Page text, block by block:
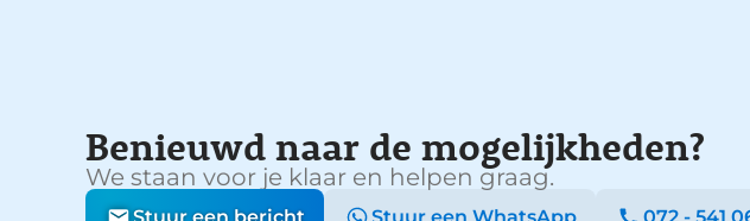
Benieuwd naar de mogelijkheden?
We staan voor je klaar en helpen graag.